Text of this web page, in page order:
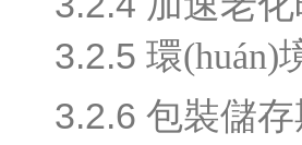
3.2.5 環(huán)
3.2.6 包裝儲存期